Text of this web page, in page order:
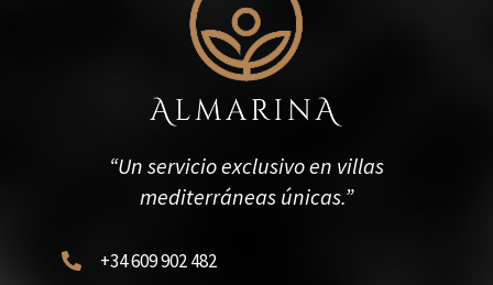
“Un servicio exclusivo en villas
mediterráneas únicas.”
 +34 609 902 482